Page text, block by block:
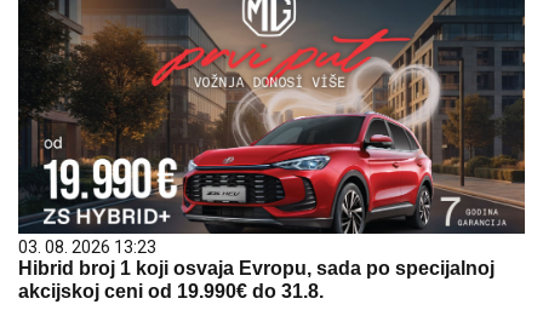
03. 08. 2026 13:23
Hibrid broj 1 koji osvaja Evropu, sada po specijalnoj
akcijskoj ceni od 19.990€ do 31.8.